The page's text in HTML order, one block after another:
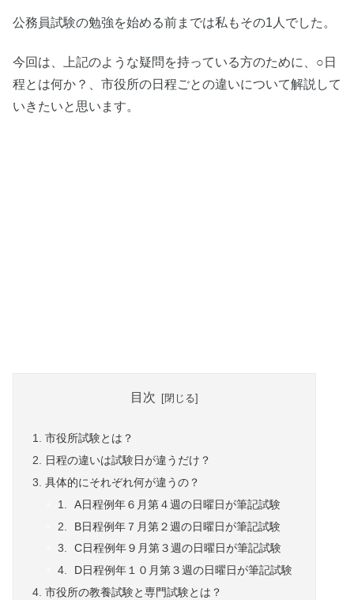
公務員試験の勉強を始める前までは私もその1人でした。
今回は、上記のような疑問を持っている方のために、○日
程とは何か？、市役所の日程ごとの違いについて解説して
いきたいと思います。
目次
市役所試験とは？
日程の違いは試験日が違うだけ？
具体的にそれぞれ何が違うの？
A日程例年６月第４週の日曜日が筆記試験
B日程例年７月第２週の日曜日が筆記試験
C日程例年９月第３週の日曜日が筆記試験
D日程例年１０月第３週の日曜日が筆記試験
市役所の教養試験と専門試験とは？